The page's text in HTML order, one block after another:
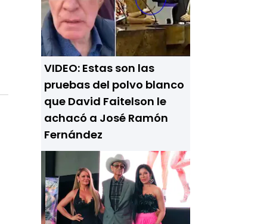
VIDEO: Estas son las
pruebas del polvo blanco
que David Faitelson le
achacó a José Ramón
Fernández